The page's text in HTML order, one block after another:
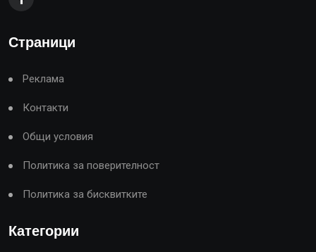
Страници
Реклама
Контакти
Общи условия
Политика за поверителност
Политика за бисквитките
Категории